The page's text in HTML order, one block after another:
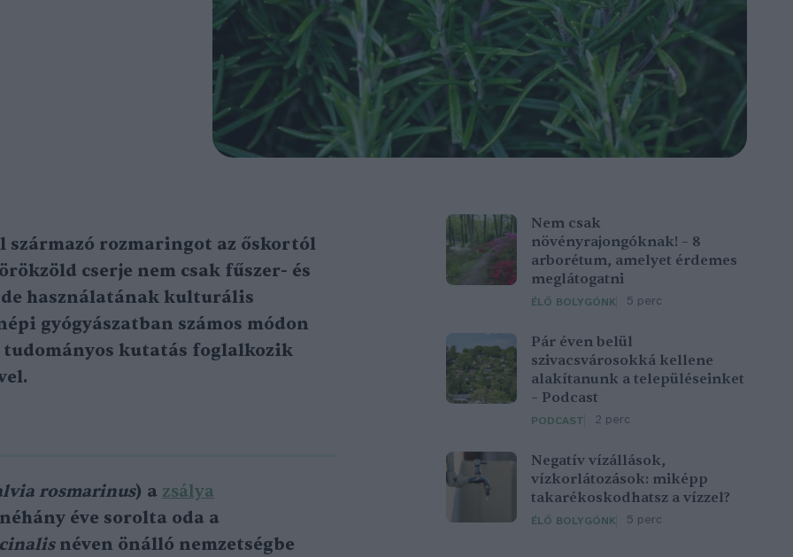
származó rozmaringot az őskortól
cserje nem csak fűszer- és
használatának kulturális
gyógyászatban számos módon
tudományos kutatás foglalkozik
rosmarinus) a zsálya
éve sorolta oda a
néven önálló nemzetségbe
Nem csak
növényrajongóknak! – 8
arborétum, amelyet érdemes
meglátogatni
ÉLŐ BOLYGÓNK 5 perc
Pár éven belül
szivacsvárosokká kellene
alakítanunk a településeinket
– Podcast
PODCAST 2 perc
Negatív vízállások,
vízkorlátozások: miképp
takarékoskodhatsz a vízzel?
ÉLŐ BOLYGÓNK 5 perc